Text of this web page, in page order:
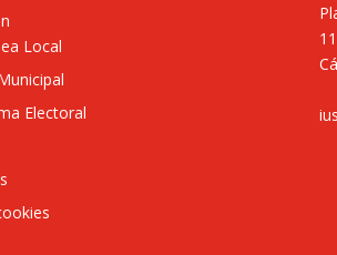
Local
Electoral